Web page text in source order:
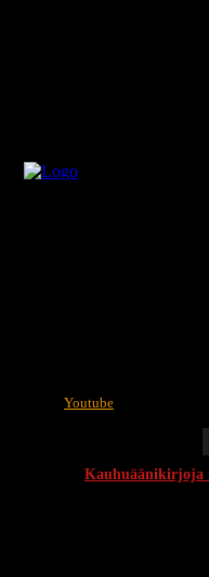
Youtube
Kauhuäänikirjoja